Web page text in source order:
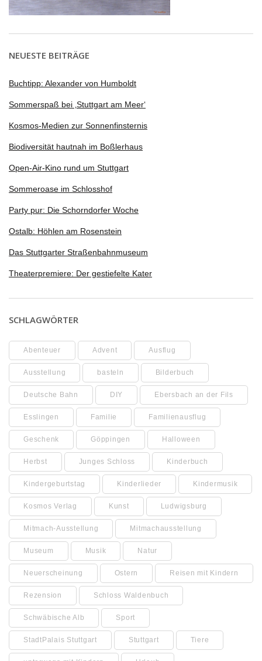
NEUESTE BEITRÄGE
Buchtipp: Alexander von Humboldt
Sommerspaß bei ‚Stuttgart am Meer‘
Kosmos-Medien zur Sonnenfinsternis
Biodiversität hautnah im Boßlerhaus
Open-Air-Kino rund um Stuttgart
Sommeroase im Schlosshof
Party pur: Die Schorndorfer Woche
Ostalb: Höhlen am Rosenstein
Das Stuttgarter Straßenbahnmuseum
Theaterpremiere: Der gestiefelte Kater
SCHLAGWÖRTER
Abenteuer Advent Ausflug
Ausstellung basteln Bilderbuch
Deutsche Bahn DIY Ebersbach an der Fils
Esslingen Familie Familienausflug
Geschenk Göppingen Halloween
Herbst Junges Schloss Kinderbuch
Kindergeburtstag Kinderlieder Kindermusik
Kosmos Verlag Kunst Ludwigsburg
Mitmach-Ausstellung Mitmachausstellung
Museum Musik Natur
Neuerscheinung Ostern Reisen mit Kindern
Rezension Schloss Waldenbuch
Schwäbische Alb Sport
StadtPalais Stuttgart Stuttgart Tiere